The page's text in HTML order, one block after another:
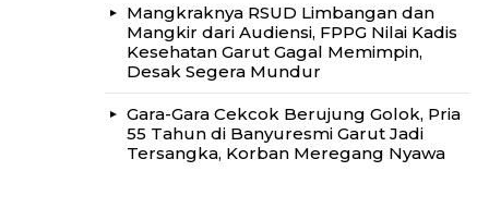
Mangkraknya RSUD Limbangan dan
Mangkir dari Audiensi, FPPG Nilai Kadis
Kesehatan Garut Gagal Memimpin,
Desak Segera Mundur
Gara-Gara Cekcok Berujung Golok, Pria
55 Tahun di Banyuresmi Garut Jadi
Tersangka, Korban Meregang Nyawa